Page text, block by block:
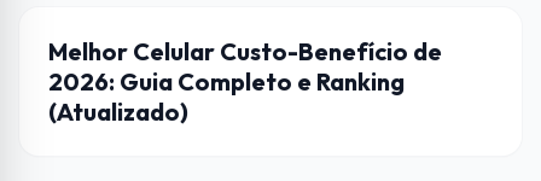
DICAS
Melhor Celular Custo-Benefício de
2026: Guia Completo e Ranking
(Atualizado)